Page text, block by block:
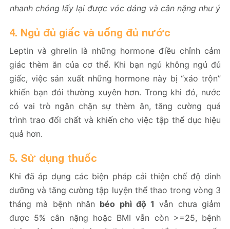
nhanh chóng lấy lại được vóc dáng và cân nặng như ý
4. Ngủ đủ giấc và uống đủ nước
Leptin và ghrelin là những hormone điều chỉnh cảm
giác thèm ăn của cơ thể. Khi bạn ngủ không ngủ đủ
giấc, việc sản xuất những hormone này bị “xáo trộn”
khiến bạn đói thường xuyên hơn. Trong khi đó, nước
có vai trò ngăn chặn sự thèm ăn, tăng cường quá
trình trao đổi chất và khiến cho việc tập thể dục hiệu
quả hơn.
5. Sử dụng thuốc
Khi đã áp dụng các biện pháp cải thiện chế độ dinh
dưỡng và tăng cường tập luyện thể thao trong vòng 3
tháng mà bệnh nhân béo phì độ 1 vẫn chưa giảm
được 5% cân nặng hoặc BMI vẫn còn >=25, bệnh